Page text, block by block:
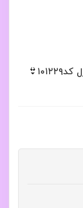
شورت نخی کش پهن طرح دار هندوانه غزل کد۱۰۱۲۲۹👙